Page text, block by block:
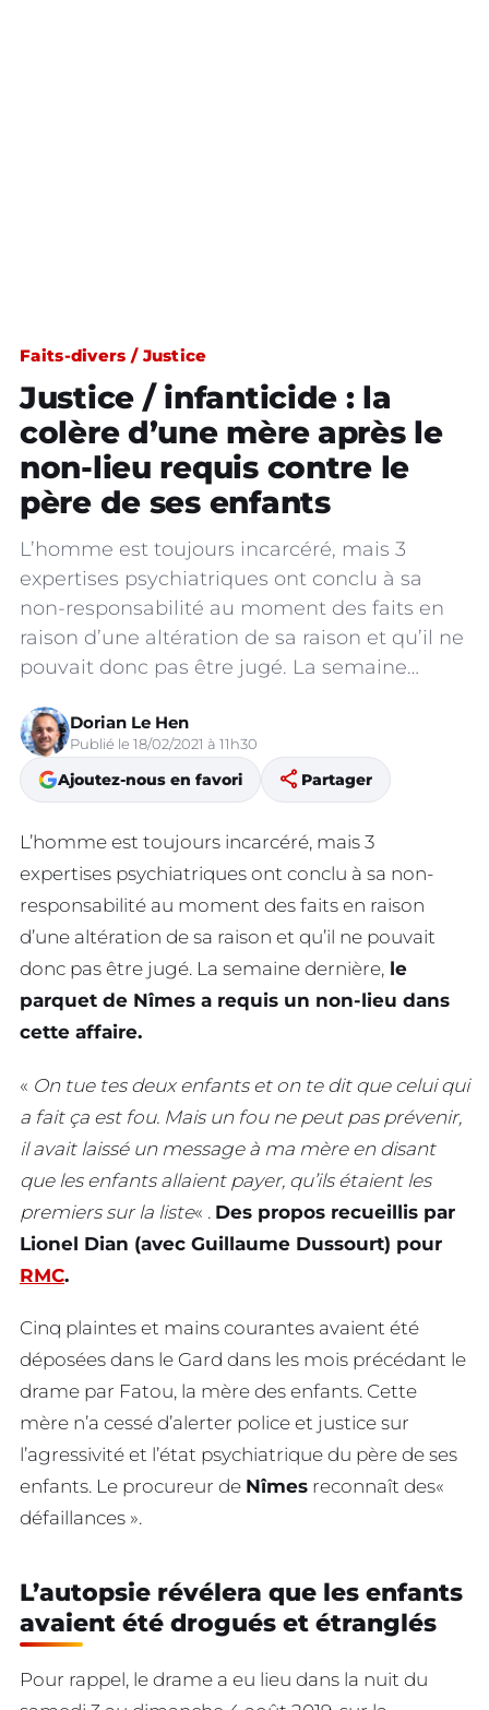
Faits-divers / Justice
Justice / infanticide : la
colère d’une mère après le
non-lieu requis contre le
père de ses enfants
L’homme est toujours incarcéré, mais 3
expertises psychiatriques ont conclu à sa
non-responsabilité au moment des faits en
raison d’une altération de sa raison et qu’il ne
pouvait donc pas être jugé. La semaine…
Dorian Le Hen
Publié le 18/02/2021 à 11h30
Ajoutez-nous en favori share Partager
L’homme est toujours incarcéré, mais 3
expertises psychiatriques ont conclu à sa non-
responsabilité au moment des faits en raison
d’une altération de sa raison et qu’il ne pouvait
donc pas être jugé. La semaine dernière, le
parquet de Nîmes a requis un non-lieu dans
cette affaire.
« On tue tes deux enfants et on te dit que celui qui
a fait ça est fou. Mais un fou ne peut pas prévenir,
il avait laissé un message à ma mère en disant
que les enfants allaient payer, qu’ils étaient les
premiers sur la liste« . Des propos recueillis par
Lionel Dian (avec Guillaume Dussourt) pour
RMC.
Cinq plaintes et mains courantes avaient été
déposées dans le Gard dans les mois précédant le
drame par Fatou, la mère des enfants. Cette
mère n’a cessé d’alerter police et justice sur
l’agressivité et l’état psychiatrique du père de ses
enfants. Le procureur de Nîmes reconnaît des«
défaillances ».
L’autopsie révélera que les enfants
avaient été drogués et étranglés
Pour rappel, le drame a eu lieu dans la nuit du